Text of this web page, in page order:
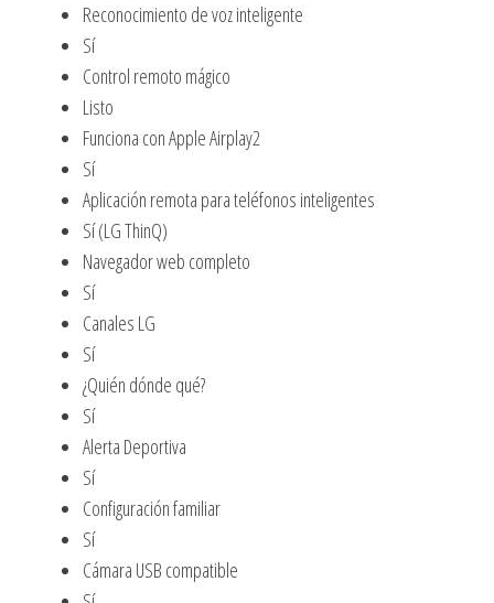
Reconocimiento de voz inteligente
Sí
Control remoto mágico
Listo
Funciona con Apple Airplay2
Sí
Aplicación remota para teléfonos inteligentes
Sí (LG ThinQ)
Navegador web completo
Sí
Canales LG
Sí
¿Quién dónde qué?
Sí
Alerta Deportiva
Sí
Configuración familiar
Sí
Cámara USB compatible